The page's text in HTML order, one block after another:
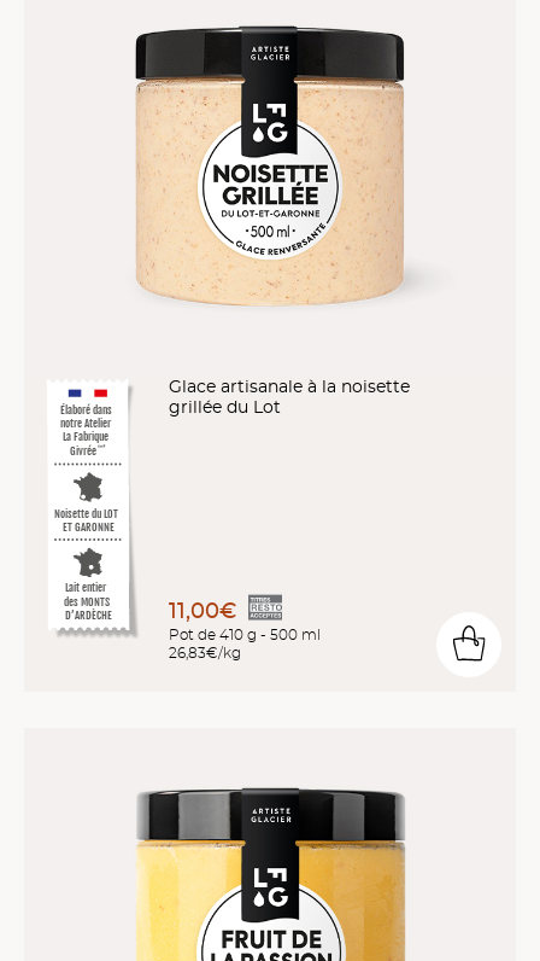
Noisette du LOT
ET GARONNE
Lait entier
des MONTS
D’ARDÈCHE
Élaboré dans
notre Atelier
La Fabrique
Givrée ™*
Glace artisanale à la noisette
grillée du Lot
11,00€
Pot de 410 g - 500 ml
26,83€/kg